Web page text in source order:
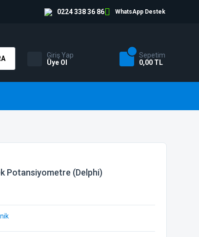
0224 338 36 86 WhatsApp Destek
Giriş Yap
Üye Ol
Sepetim
0,00 TL
Potansiyometre (Delphi)